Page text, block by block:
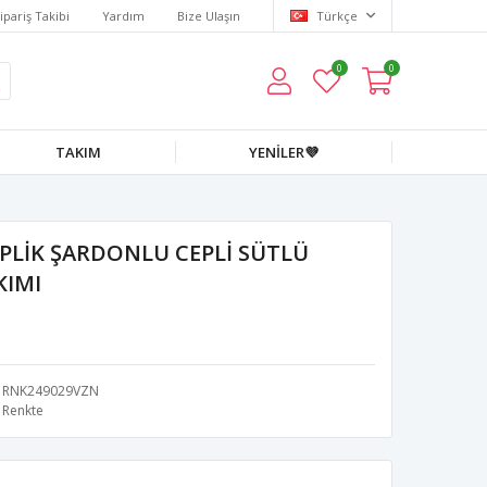
Takibi Yardım Bize Ulaşın Türkçe
0 0
TAKIM YENİLER💜
ŞARDONLU CEPLİ SÜTLÜ
RNK249029VZN
Renkte